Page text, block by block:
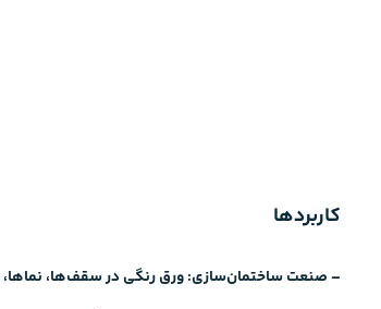
کاربردها
– صنعت ساختمان‌سازی: ورق‌ رنگی در سقف‌ها، نماها،